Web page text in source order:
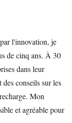
l'innovation, je
de cinq ans. À 30
dans leur
conseils sur les
Mon
et agréable pour